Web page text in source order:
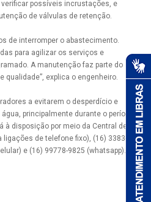
possíveis incrustações, e
de válvulas de retenção.
de interromper o abastecimento.
para agilizar os serviços e
A manutenção faz parte do
qualidade”, explica o engenheiro.
a evitarem o desperdício e
principalmente durante o período
à disposição por meio da Central de
de telefone fixo), (16) 3383-
e (16) 99778-9825 (whatsapp).